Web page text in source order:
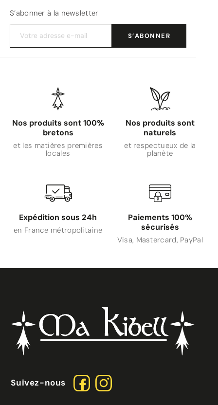
S’abonner à la newsletter
Nos produits sont 100%
bretons
et les matières premières
locales
Nos produits sont
naturels
et respectueux de la
planète
Expédition sous 24h
en France métropolitaine
Paiements 100%
sécurisés
Visa, Mastercard, PayPal
Suivez-nous